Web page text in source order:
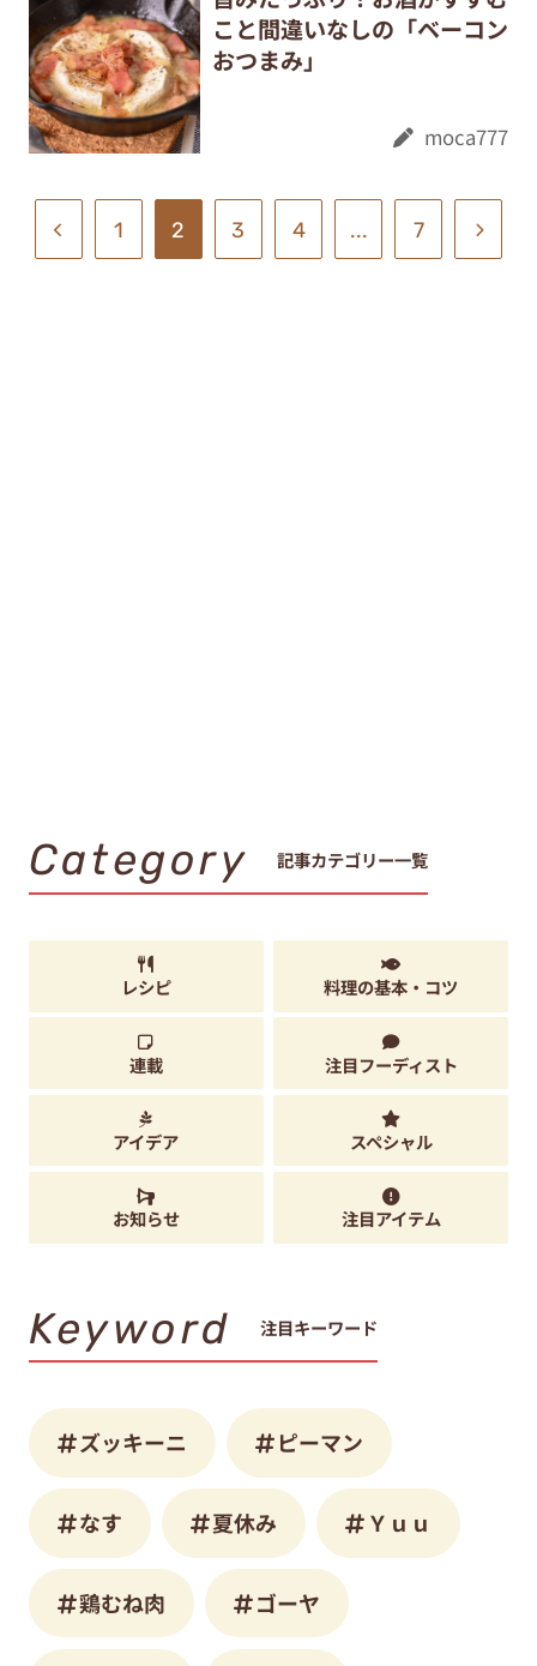
こと間違いなしの「ベーコン
おつまみ」
moca777
1 2 3 4 ... 7
Category 記事カテゴリー一覧
レシピ 料理の基本・コツ
連載 注目フーディスト
アイデア スペシャル
お知らせ 注目アイテム
Keyword 注目キーワード
ズッキーニ ピーマン
なす 夏休み Ｙｕｕ
鶏むね肉 ゴーヤ